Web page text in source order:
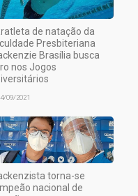
de natação da
Presbiteriana
Brasília busca
nos Jogos
09/2021
torna-se
nacional de